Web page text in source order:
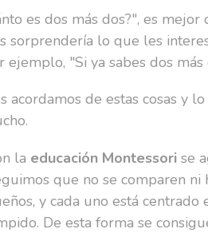
es dos más dos?", es
sorprendería lo que les
"Si ya sabes dos
acordamos de estas cosas y
la educación Montessori se
que no se comparen ni
y cada uno está centrado
De esta forma se